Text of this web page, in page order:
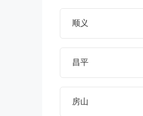
顺义
昌平
房山